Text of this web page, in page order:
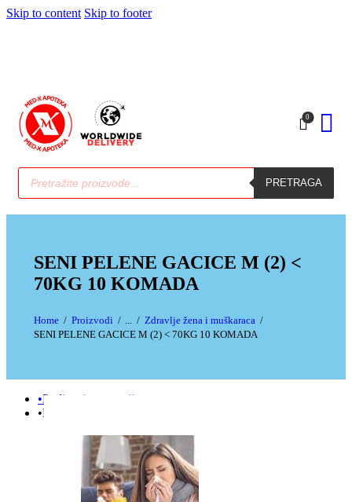
Skip to content Skip to footer
0
PRETRAGA
SENI PELENE GACICE M (2) <
70KG 10 KOMADA
Home Proizvodi
Zdravlje žena i muškaraca
SENI PELENE GACICE M (2) < 70KG 10 KOMADA
•Podizanje e-terapije
•Prehlada | Imunitet